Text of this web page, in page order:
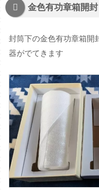
金色有功章箱開封
封筒下の金色有功章箱開
器がでてきます